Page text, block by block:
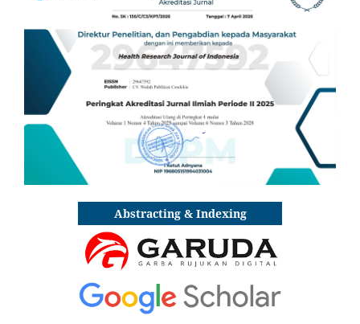
Abstracting & Indexing